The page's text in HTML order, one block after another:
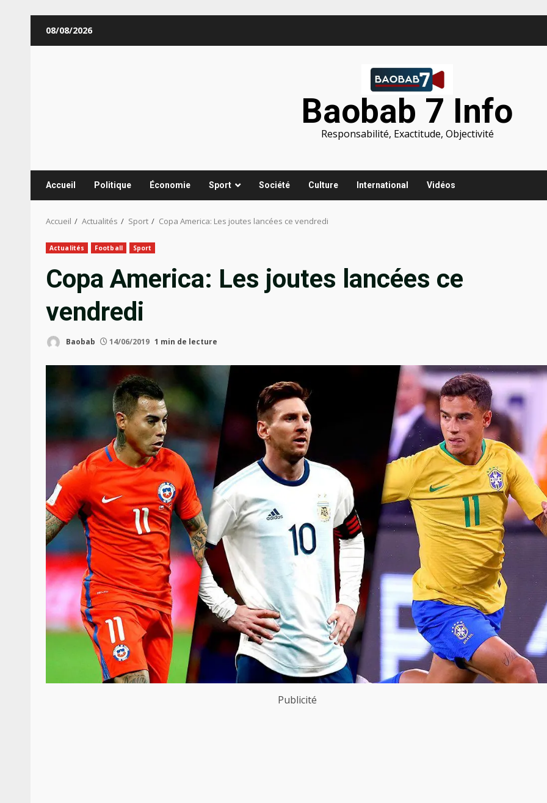
08/08/2026
Baobab 7 Info
Responsabilité, Exactitude, Objectivité
Accueil Politique Économie Sport Société Culture International Vidéos
Accueil Actualités Sport Copa America: Les joutes lancées ce vendredi
Actualités Football Sport
Copa America: Les joutes lancées ce
vendredi
Baobab 14/06/2019 1 min de lecture
Publicité